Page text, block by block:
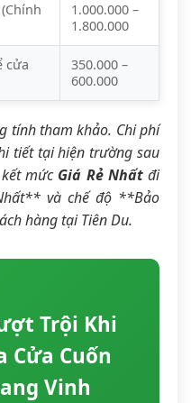
1.000.000 –
1.800.000
cửa
350.000 –
600.000
tính tham khảo. Chi phí
tiết tại hiện trường sau
mức Giá Rẻ Nhấtđi
và chế độ **Bảo
hàng tại Tiên Du.
Trội Khi
Cửa Cuốn
Vinh